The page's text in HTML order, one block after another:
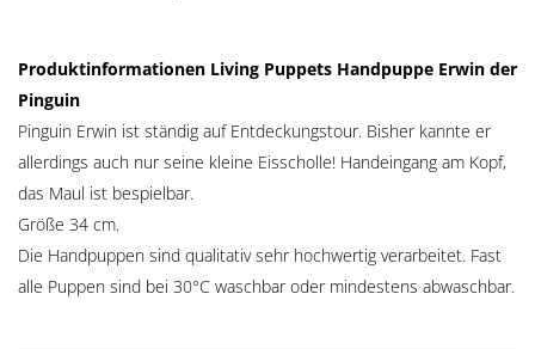
Produktinformationen Living Puppets Handpuppe Erwin der
Pinguin
Pinguin Erwin ist ständig auf Entdeckungstour. Bisher kannte er
allerdings auch nur seine kleine Eisscholle! Handeingang am Kopf,
das Maul ist bespielbar.
Größe 34 cm.
Die Handpuppen sind qualitativ sehr hochwertig verarbeitet. Fast
alle Puppen sind bei 30°C waschbar oder mindestens abwaschbar.